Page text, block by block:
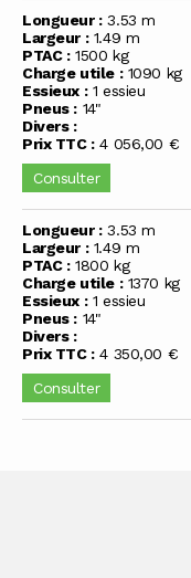
Longueur :3.53 m
Largeur :1.49 m
PTAC :1500 kg
Charge utile :1090 kg
Essieux :1 essieu
Pneus : 14"
Divers :
Prix TTC :4 056,00 €
Consulter
Longueur :3.53 m
Largeur :1.49 m
PTAC :1800 kg
Charge utile :1370 kg
Essieux :1 essieu
Pneus : 14"
Divers :
Prix TTC :4 350,00 €
Consulter